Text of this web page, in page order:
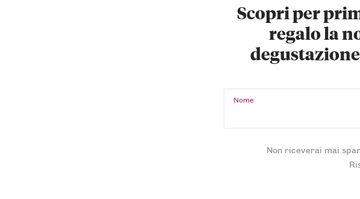
Scopri per
regalo la
Nome
Non riceverai mai